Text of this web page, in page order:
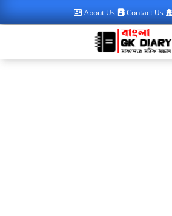
About Us Contact Us